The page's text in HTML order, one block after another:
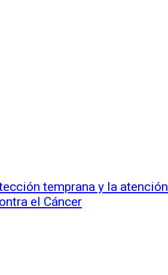
temprana y la atención
el Cáncer